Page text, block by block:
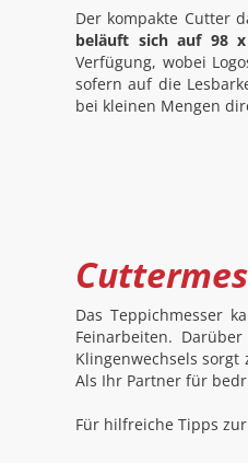
Der kompakte Cutter
beläuft sich auf 98
Verfügung, wobei
sofern auf die
bei kleinen Mengen
Das Teppichmesser
Feinarbeiten.
Klingenwechsels
Als Ihr Partner für
Für hilfreiche Tipps